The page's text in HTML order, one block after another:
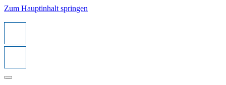
Zum Hauptinhalt springen